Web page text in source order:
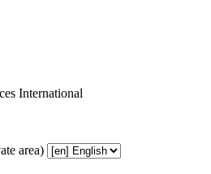
International
area)